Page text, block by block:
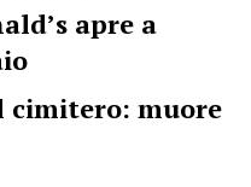
apre a
cimitero: muore